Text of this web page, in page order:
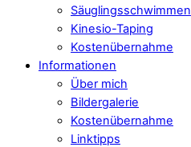
Säuglingsschwimmen
Kinesio-Taping
Kostenübernahme
Informationen
Über mich
Bildergalerie
Kostenübernahme
Linktipps